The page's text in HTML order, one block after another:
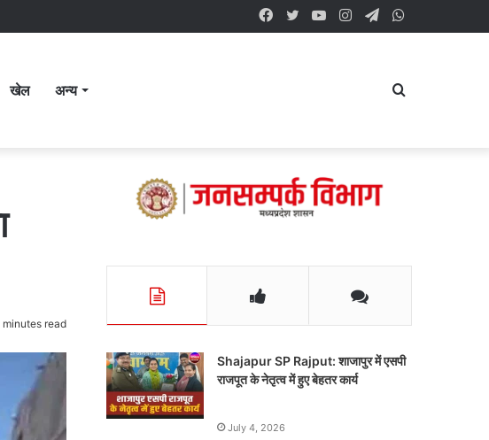
Telegram
Instagram
YouTube
Twitter
Facebook
खेल अन्य Search
minutes read
Shajapur SP Rajput: शाजापुर में एसपी
राजपूत के नेतृत्व में हुए बेहतर कार्य
July 4, 2026